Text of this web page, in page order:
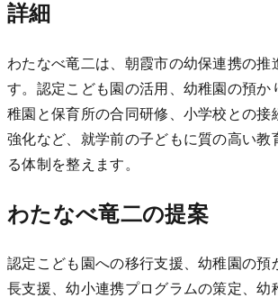
詳細
わたなべ竜二は、朝霞市の幼保連携の推
す。認定こども園の活用、幼稚園の預か
稚園と保育所の合同研修、小学校との接
強化など、就学前の子どもに質の高い教
る体制を整えます。
わたなべ竜二の提案
認定こども園への移行支援、幼稚園の預
長支援、幼小連携プログラムの策定、幼